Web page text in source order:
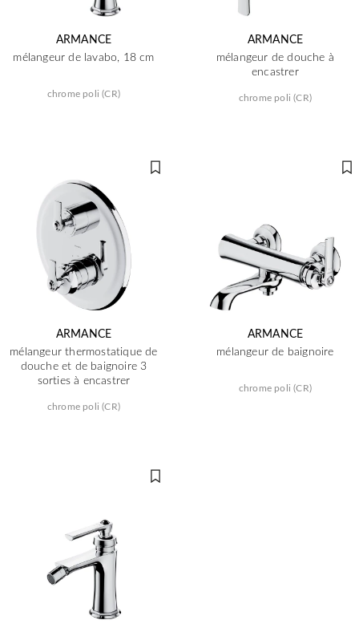
ARMANCE
mélangeur de lavabo, 18 cm
chrome poli (CR)
ARMANCE
mélangeur de douche à
encastrer
chrome poli (CR)
ARMANCE
mélangeur thermostatique de
douche et de baignoire 3
sorties à encastrer
chrome poli (CR)
ARMANCE
mélangeur de baignoire
chrome poli (CR)